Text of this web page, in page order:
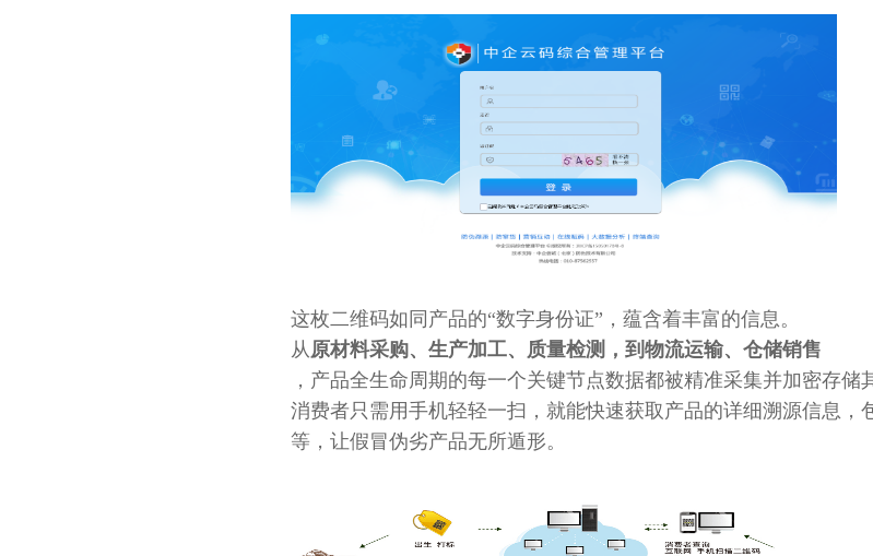
这枚二维码如同产品的“数字身份证”，蕴含着丰富的信息。
从原材料采购、生产加工、质量检测，到物流运输、仓储销售
，产品全生命周期的每一个关键节点数据都被精准采集并加密存储
消费者只需用手机轻轻一扫，就能快速获取产品的详细溯源信息，
等，让假冒伪劣产品无所遁形。